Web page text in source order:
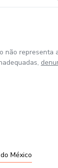
não representa
México